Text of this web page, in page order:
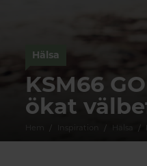
Hälsa
KSM66
ökat